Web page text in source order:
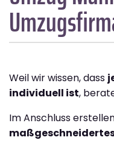
Weil wir wissen, dass
individuell ist,
Im Anschluss